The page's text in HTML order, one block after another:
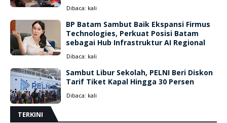
Dibaca: kali
BP Batam Sambut Baik Ekspansi Firmus
Technologies, Perkuat Posisi Batam
sebagai Hub Infrastruktur AI Regional
Dibaca: kali
Sambut Libur Sekolah, PELNI Beri Diskon
Tarif Tiket Kapal Hingga 30 Persen
Dibaca: kali
TERKINI